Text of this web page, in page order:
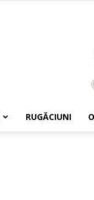
RUGĂCIUNI